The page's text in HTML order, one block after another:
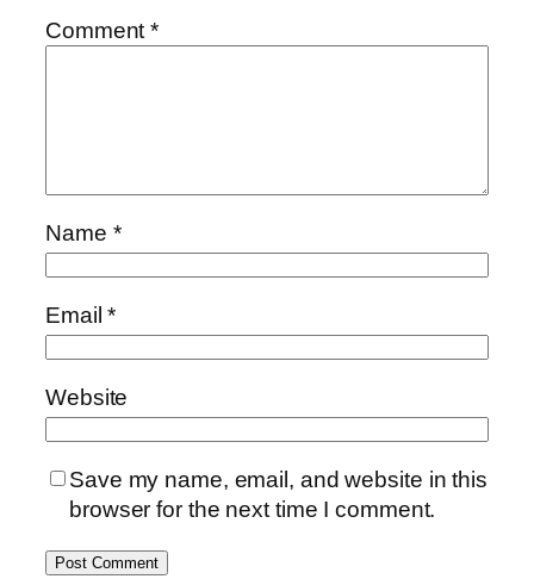
Comment*
Name *
Email*
Website
Save my name, email, and website in this
browser for the next time I comment.